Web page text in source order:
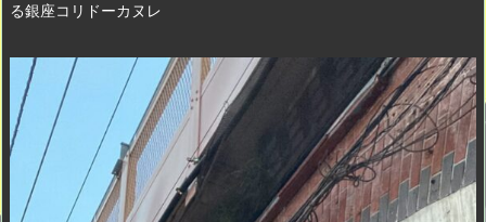
る銀座コリドーカヌレ